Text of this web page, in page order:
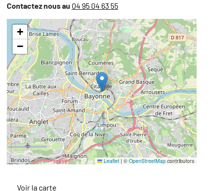
Contactez nous au 04 95 04 63 55
+
−
Leaflet | © OpenStreetMap contributors
Voir la carte